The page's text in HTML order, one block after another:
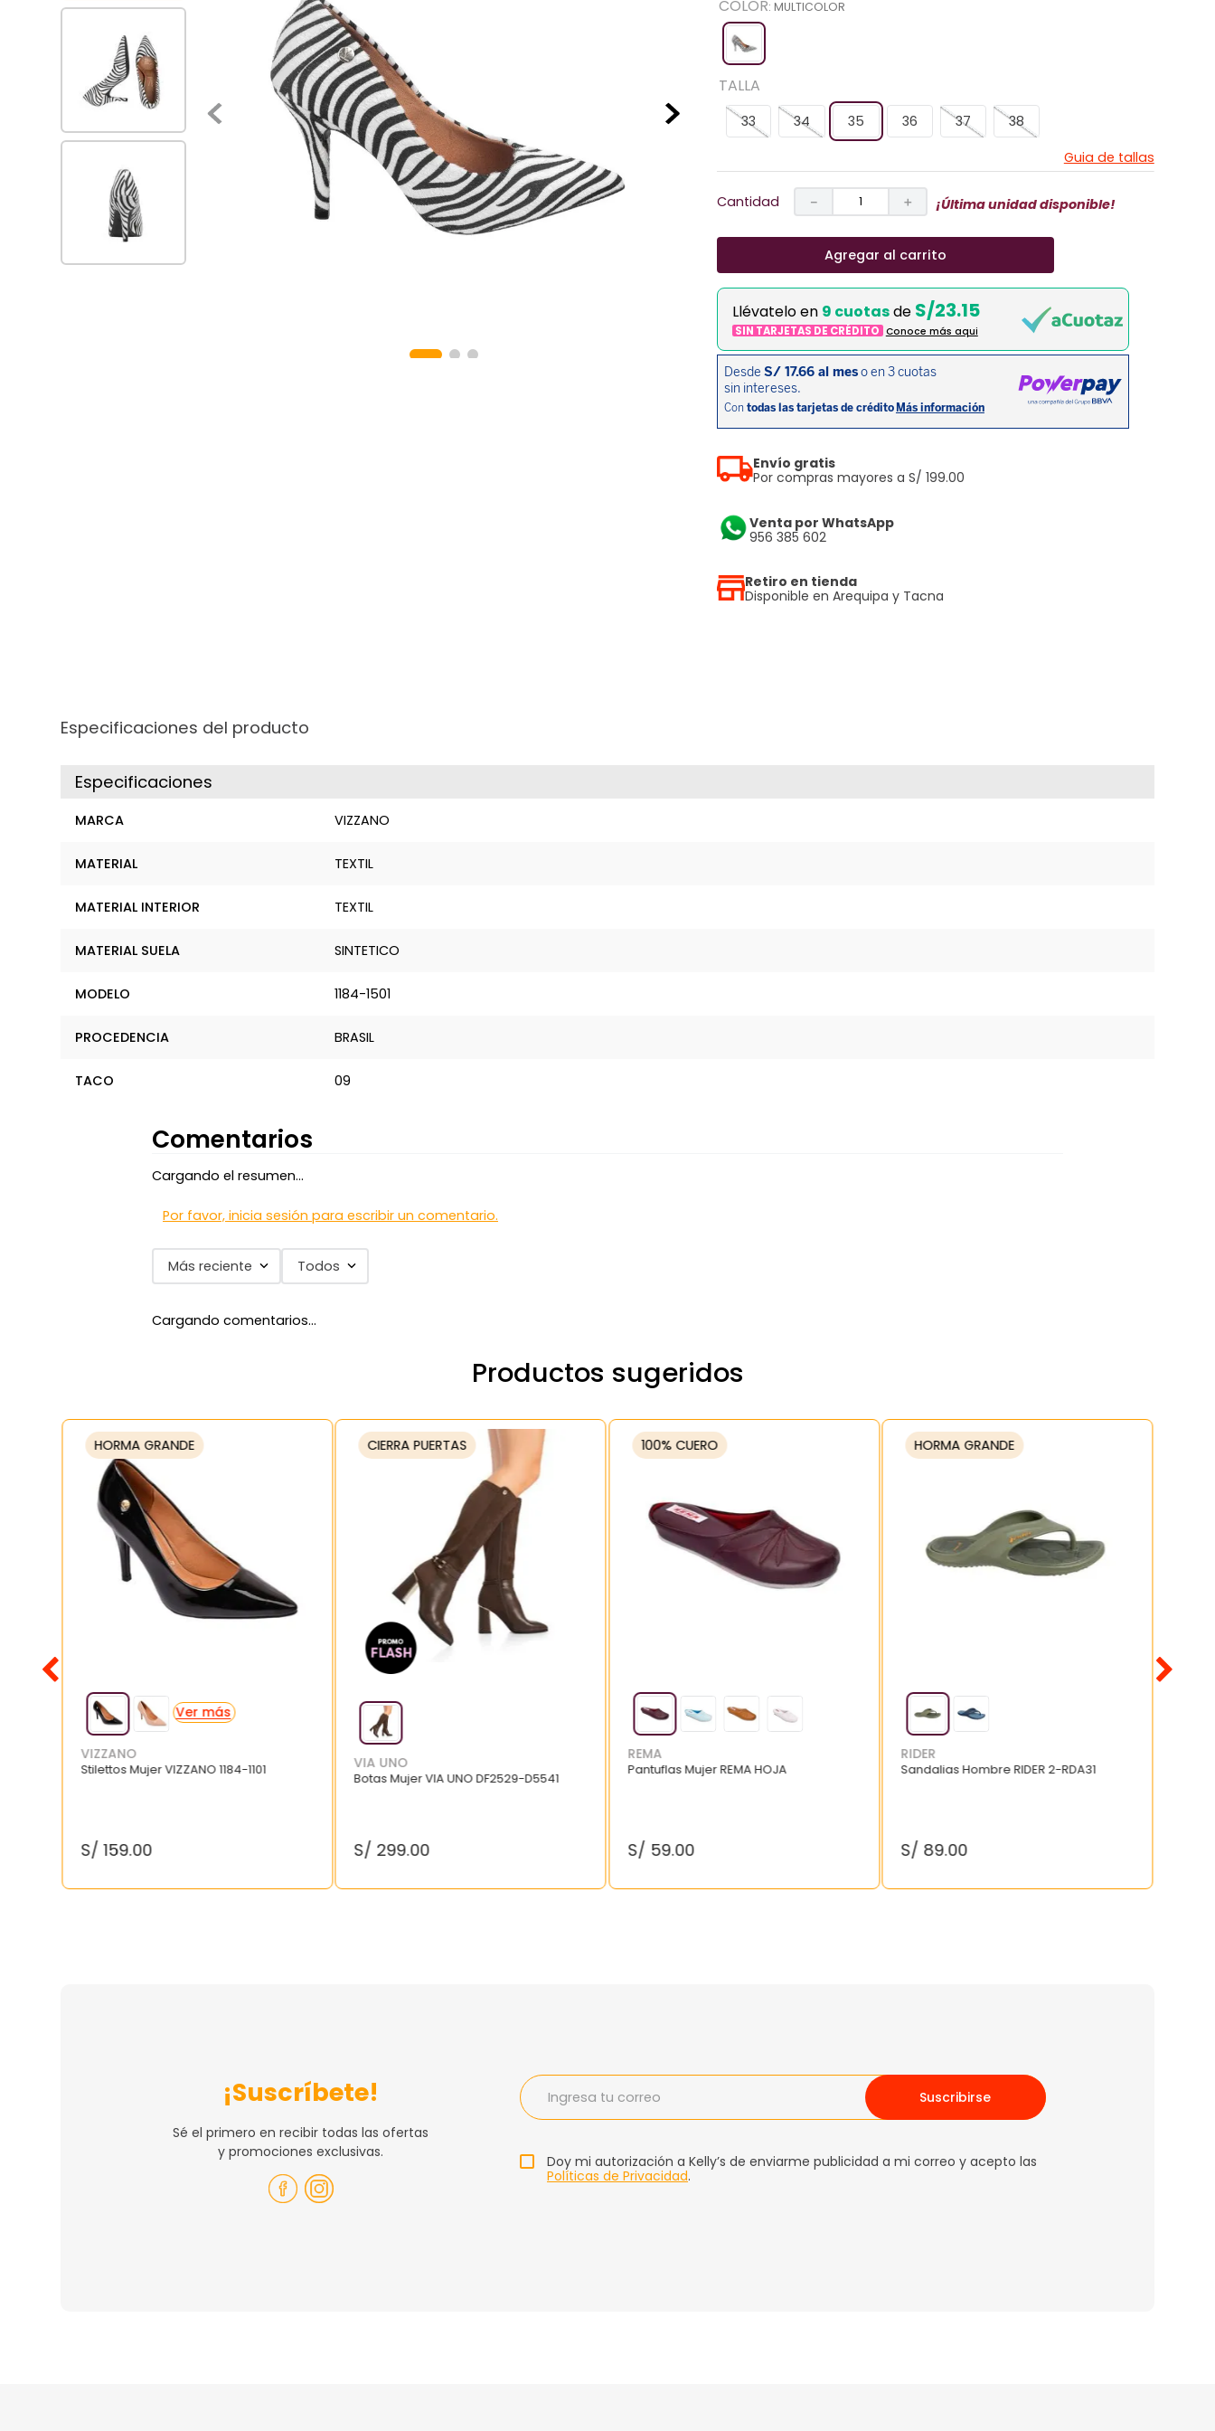
COLOR: MULTICOLOR
TALLA
33 34 35 36 37
38
Guia de tallas
Cantidad ＋
－ ¡Última unidad disponible!
Agregar al carrito
Llévatelo en 9 cuotasde S/23.15
SIN TARJETAS DE CRÉDITO Conoce más aqui
Envío gratis
Por compras mayores a S/ 199.00
Venta por WhatsApp
956 385 602
Retiro en tienda
Disponible en Arequipa y Tacna
Especificaciones del producto
Especificaciones
MARCA VIZZANO
MATERIAL TEXTIL
MATERIAL INTERIOR TEXTIL
MATERIAL SUELA SINTETICO
MODELO 1184-1501
PROCEDENCIA BRASIL
TACO 09
Comentarios
Cargando el resumen…
Por favor, inicia sesión para escribir un comentario.
Más reciente Todos
Cargando comentarios…
Productos sugeridos
HORMA GRANDE
VIZZANO
Stilettos Mujer VIZZANO 1184-1101
S/ 159.00
CIERRA PUERTAS
VIA UNO
Botas Mujer VIA UNO DF2529-D5541
S/ 299.00
100% CUERO
REMA
Pantuflas Mujer REMA HOJA
S/ 59.00
HORMA GRANDE
RIDER
Sandalias Hombre RIDER 2-RDA31
S/ 89.00
¡Suscríbete!
Sé el primero en recibir todas las ofertas
y promociones exclusivas.
Suscribirse
Doy mi autorización a Kelly’s de enviarme publicidad a mi correo y acepto las
Políticas de Privacidad.
zapatillas urbanas
zapatilla mujer
sandalias vizzano
ballerinas